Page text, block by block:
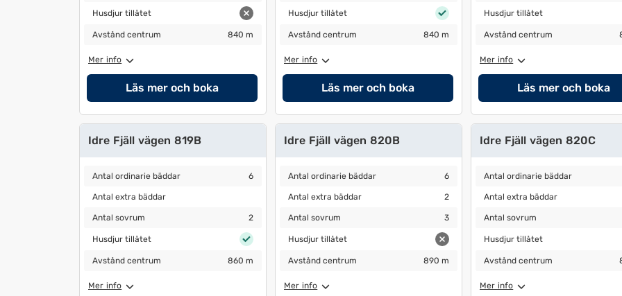
Husdjur tillåtet
Husdjur tillåtet
Avstånd centrum
Avstånd centrum 840 m
Mer info
Läs mer och boka
Husdjur tillåtet
Husdjur tillåtet
Avstånd centrum
Avstånd centrum 840 m
Mer info
Läs mer och boka
Husdjur tillåtet
Husdjur tillåtet
Avstånd centrum
Avstånd centrum
Mer info
Läs mer och boka
Idre Fjäll vägen 819B
Antal ordinarie bäddar
Antal ordinarie bäddar 6
Antal extra bäddar
Antal extra bäddar
Antal sovrum
Antal sovrum 2
Husdjur tillåtet
Husdjur tillåtet
Avstånd centrum
Avstånd centrum 860 m
Mer info
Idre Fjäll vägen 820B
Antal ordinarie bäddar
Antal ordinarie bäddar 6
Antal extra bäddar
Antal extra bäddar 2
Antal sovrum
Antal sovrum 3
Husdjur tillåtet
Husdjur tillåtet
Avstånd centrum
Avstånd centrum 890 m
Mer info
Idre Fjäll vägen 820C
Antal ordinarie bäddar
Antal ordinarie bäddar
Antal extra bäddar
Antal extra bäddar
Antal sovrum
Antal sovrum
Husdjur tillåtet
Husdjur tillåtet
Avstånd centrum
Avstånd centrum
Mer info